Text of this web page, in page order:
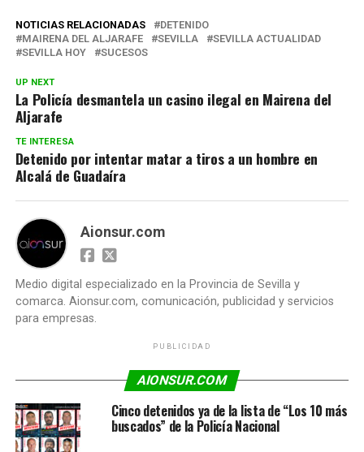
NOTICIAS RELACIONADAS
DETENIDO
MAIRENA DEL ALJARAFE
SEVILLA
SEVILLA ACTUALIDAD
SEVILLA HOY
SUCESOS
UP NEXT
La Policía desmantela un casino ilegal en Mairena del
Aljarafe
TE INTERESA
Detenido por intentar matar a tiros a un hombre en
Alcalá de Guadaíra
Aionsur.com
Medio digital especializado en la Provincia de Sevilla y
comarca. Aionsur.com, comunicación, publicidad y servicios
para empresas.
PUBLICIDAD
AIONSUR.COM
Cinco detenidos ya de la lista de “Los 10 más
buscados” de la Policía Nacional